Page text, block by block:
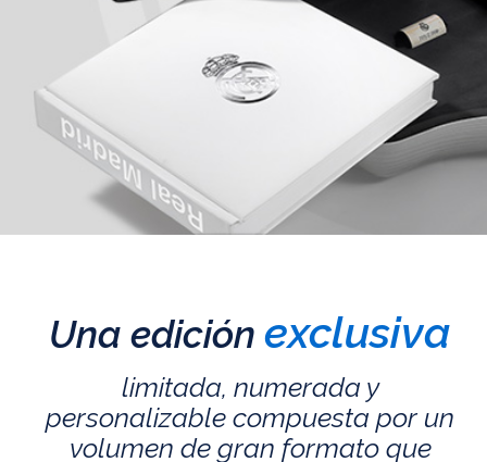
Una edición exclusiva
limitada, numerada y
personalizable compuesta por un
volumen de gran formato que